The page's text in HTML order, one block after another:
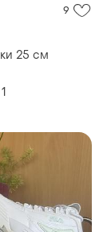
9
25 см
1